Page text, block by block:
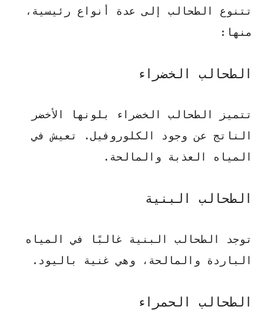
تتنوع الطحالب إلى عدة أنواع رئيسية،
منها:
الطحالب الخضراء
تتميز الطحالب الخضراء بلونها الأخضر
الناتج عن وجود الكلوروفيل. تعيش في
المياه العذبة والمالحة.
الطحالب البنية
توجد الطحالب البنية غالبًا في المياه
الباردة والمالحة، وهي غنية باليود.
الطحالب الحمراء